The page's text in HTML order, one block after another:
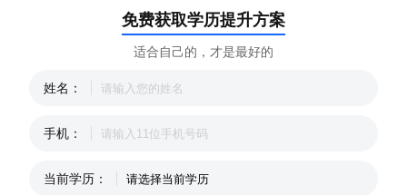
免费获取学历提升方案
适合自己的，才是最好的
姓名：
手机：
当前学历：